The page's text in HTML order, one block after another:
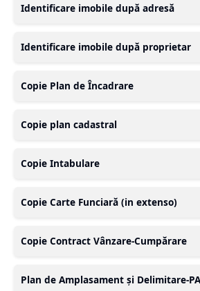
Identificare imobile după adresă
Identificare imobile după proprietar
Copie Plan de Încadrare
Copie plan cadastral
Copie Intabulare
Copie Carte Funciară (in extenso)
Copie Contract Vânzare-Cumpărare
Plan de Amplasament și Delimitare-